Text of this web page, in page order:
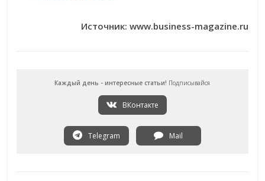
Источник: www.business-magazine.ru
Каждый день - интересные статьи! Подписывайся
ВКонтакте
Telegram Mail